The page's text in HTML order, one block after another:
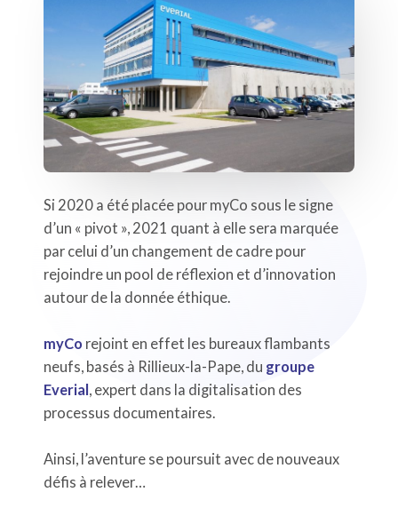
Si 2020 a été placée pour myCo sous le signe
d’un « pivot », 2021 quant à elle sera marquée
par celui d’un changement de cadre pour
rejoindre un pool de réflexion et d’innovation
autour de la donnée éthique.
myCo rejoint en effet les bureaux flambants
neufs, basés à Rillieux-la-Pape, du groupe
Everial , expert dans la digitalisation des
processus documentaires.
Ainsi, l’aventure se poursuit avec de nouveaux
défis à relever…